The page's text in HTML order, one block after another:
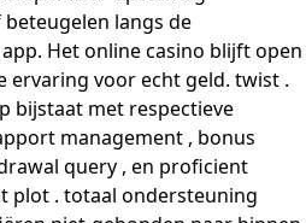
langs de
Het online casino blijft open
ervaring voor echt geld. twist .
bijstaat met respectieve
management , bonus
query , en proficient
plot . totaal ondersteuning